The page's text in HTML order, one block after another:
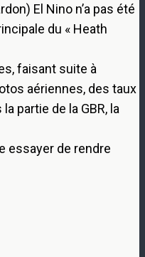
El Nino n’a pas été
du « Heath
faisant suite à
aériennes, des taux
partie de la GBR, la
essayer de rendre